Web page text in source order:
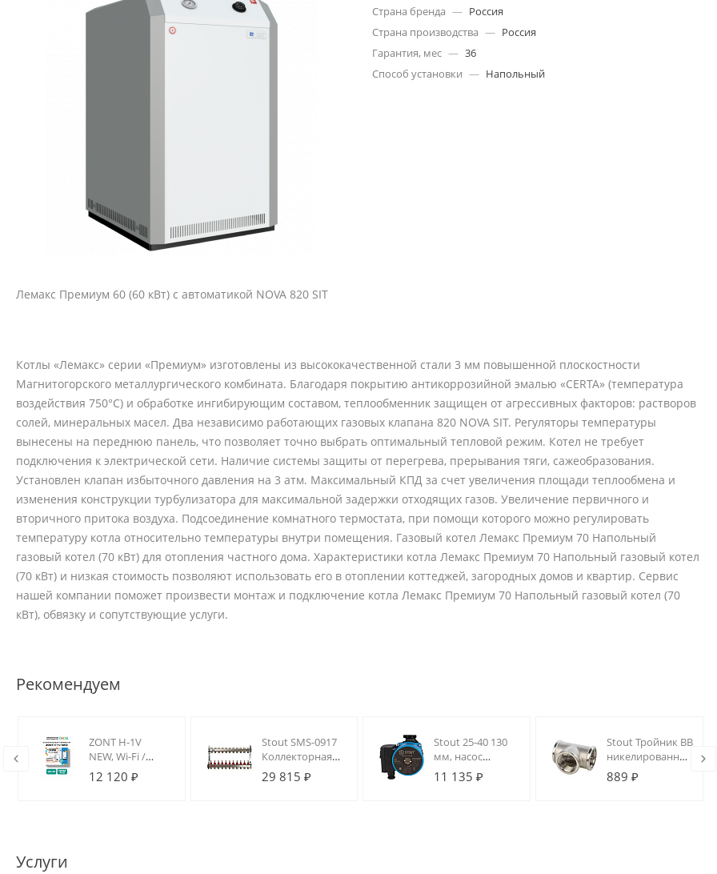
Лемакс Премиум 60 (60 кВт) с автоматикой NOVA 820 SIT
Страна бренда — Россия
Страна производства — Россия
Гарантия, мес — 36
Способ установки — Напольный
Котлы «Лемакс» серии «Премиум» изготовлены из высококачественной стали 3 мм повышенной плоскостности
Магнитогорского металлургического комбината. Благодаря покрытию антикоррозийной эмалью «CERTA» (температура
воздействия 750°С) и обработке ингибирующим составом, теплообменник защищен от агрессивных факторов: растворов
солей, минеральных масел. Два независимо работающих газовых клапана 820 NOVA SIT. Регуляторы температуры
вынесены на переднюю панель, что позволяет точно выбрать оптимальный тепловой режим. Котел не требует
подключения к электрической сети. Наличие системы защиты от перегрева, прерывания тяги, сажеобразования.
Установлен клапан избыточного давления на 3 атм. Максимальный КПД за счет увеличения площади теплообмена и
изменения конструкции турбулизатора для максимальной задержки отходящих газов. Увеличение первичного и
вторичного притока воздуха. Подсоединение комнатного термостата, при помощи которого можно регулировать
температуру котла относительно температуры внутри помещения. Газовый котел Лемакс Премиум 70 Напольный
газовый котел (70 кВт) для отопления частного дома. Характеристики котла Лемакс Премиум 70 Напольный газовый котел
(70 кВт) и низкая стоимость позволяют использовать его в отоплении коттеджей, загородных домов и квартир. Сервис
нашей компании поможет произвести монтаж и подключение котла Лемакс Премиум 70 Напольный газовый котел (70
кВт), обвязку и сопутствующие услуги.
Рекомендуем
ZONT H-1V
NEW, Wi-Fi /
GSM термостат
для котлов на
12 120 ₽
Stout SMS-0917
Коллекторная
группа 11 вых.
из
29 815 ₽
Stout 25-40 130
мм, насос
циркуляционный
3-х скоростной, с
11 135 ₽
Stout Тройник ВВ
никелированный
1"
889 ₽
Услуги